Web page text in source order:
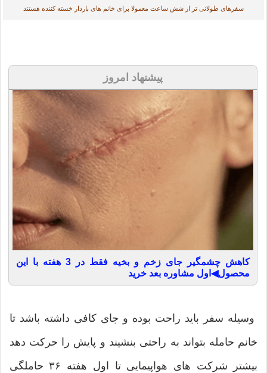
سفرهای طولانی تر از شش ساعت معمولا برای خانم های باردار خسته کننده هستند
پیشنهاد امروز
کاهش چشمگیر جای زخم و بخیه فقط در 3 هفته با این
محصول◀اول مشاوره بعد خرید
وسیله سفر باید راحت بوده و جای کافی داشته باشد تا
خانم حامله بتواند به راحتی بنشیند و پایش را حرکت دهد
بیشتر شرکت های هواپیمایی تا اول هفته ۳۶ حاملگی